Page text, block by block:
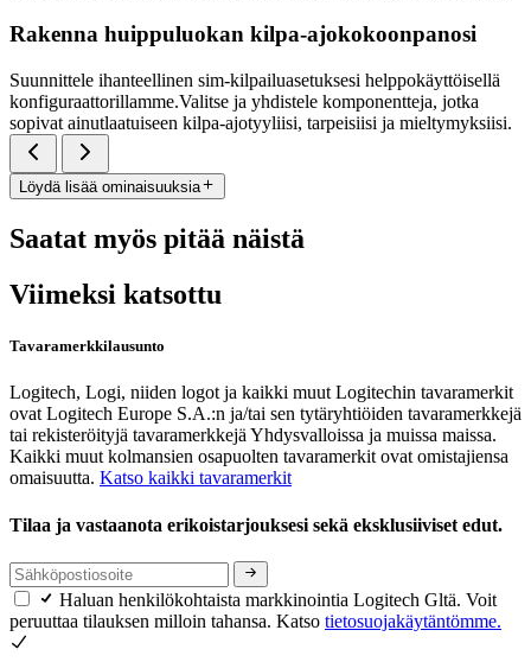
Rakenna huippuluokan kilpa-ajokokoonpanosi
Suunnittele ihanteellinen sim-kilpailuasetuksesi helppokäyttöisellä
konfiguraattorillamme.Valitse ja yhdistele komponentteja, jotka
sopivat ainutlaatuiseen kilpa-ajotyyliisi, tarpeisiisi ja mieltymyksiisi.
Löydä lisää ominaisuuksia
Saatat myös pitää näistä
Viimeksi katsottu
Tavaramerkkilausunto
Logitech, Logi, niiden logot ja kaikki muut Logitechin tavaramerkit
ovat Logitech Europe S.A.:n ja/tai sen tytäryhtiöiden tavaramerkkejä
tai rekisteröityjä tavaramerkkejä Yhdysvalloissa ja muissa maissa.
Kaikki muut kolmansien osapuolten tavaramerkit ovat omistajiensa
omaisuutta. Katso kaikki tavaramerkit
Tilaa ja vastaanota erikoistarjouksesi sekä eksklusiiviset edut.
Haluan henkilökohtaista markkinointia Logitech Gltä. Voit
peruuttaa tilauksen milloin tahansa. Katso tietosuojakäytäntömme.